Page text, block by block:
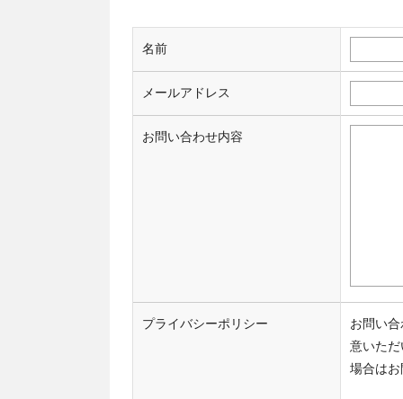
名前
メールアドレス
お問い合わせ内容
プライバシーポリシー
お問い
意いた
場合は